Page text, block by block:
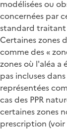
modélisées ou
concernées par
standard traitant
Certaines zones
comme des «
zones où l'aléa a
pas incluses
représentées
cas des PPR
certaines zones
prescription (voir